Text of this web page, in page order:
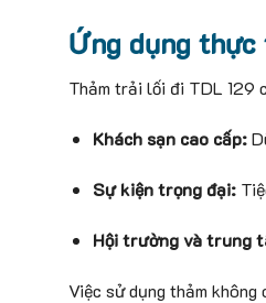
Ứng dụng thực
Thảm trải lối đi TDL 129
Khách sạn cao cấp:
Sự kiện trọng đại:
Hội trường và trung
Việc sử dụng thảm không